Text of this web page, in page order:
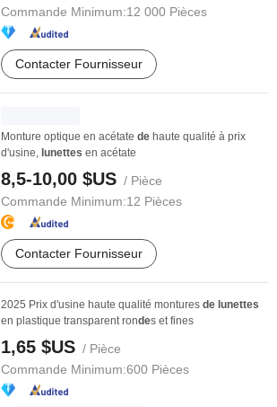
Commande Minimum:12 000 Pièces
Contacter Fournisseur
Monture optique en acétate de haute qualité à prix
d'usine, lunettes en acétate
8,5-10,00 $US / Pièce
Commande Minimum:12 Pièces
Contacter Fournisseur
2025 Prix d'usine haute qualité montures de lunettes
en plastique transparent rondes et fines
1,65 $US / Pièce
Commande Minimum:600 Pièces